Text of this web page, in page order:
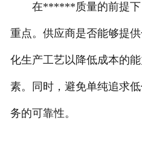
在******质量的前提下
重点。供应商是否能够提
化生产工艺以降低成本的
素。同时，避免单纯追求
务的可靠性。